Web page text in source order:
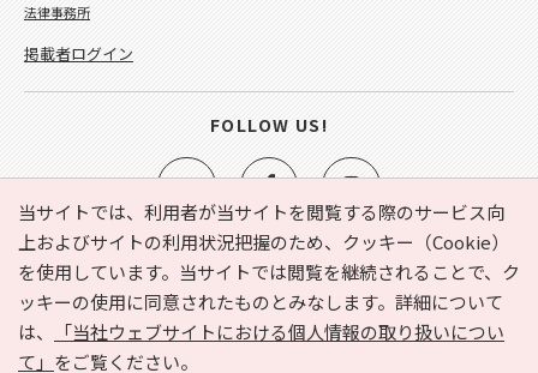
当サイトでは、利用者が当サイトを閲覧する際のサービス向
上およびサイトの利用状況把握のため、クッキー（Cookie）
を使用しています。当サイトでは閲覧を継続されることで、ク
ッキーの使用に同意されたものとみなします。詳細について
は、
「当社ウェブサイトにおける個人情報の取り扱いについ
て」 をご覧ください。
e-NAVITA（イーナビタ）とは？ お気に入り
ヘルプ
利用規約
個人情報の取り扱いについて
運営会社
サイトマップ
広告掲載に関するお問い合わせ
法律事務所
掲載者ログイン
FOLLOW US!